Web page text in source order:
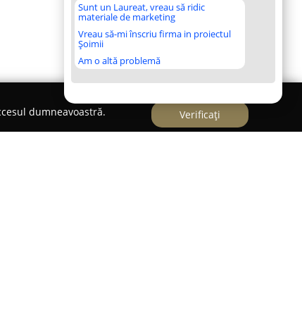
Sunt un Laureat, vreau să ridic
materiale de marketing
Vreau să-mi înscriu firma in proiectul
Șoimii
Am o altă problemă
dumneavoastră.
Verificați